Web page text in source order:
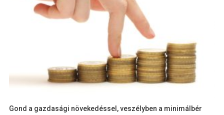
Gond a gazdasági növekedéssel, veszélyben a minimálbér